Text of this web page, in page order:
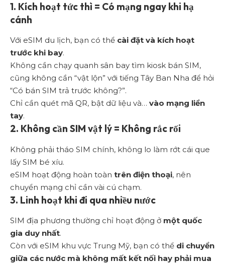
1. Kích hoạt tức thì = Có mạng ngay khi hạ
cánh
Với eSIM du lịch, bạn có thể cài đặt và kích hoạt
trước khi bay.
Không cần chạy quanh sân bay tìm kiosk bán SIM,
cũng không cần “vật lộn” với tiếng Tây Ban Nha để hỏi
“Có bán SIM trả trước không?”.
Chỉ cần quét mã QR, bật dữ liệu và… vào mạng liền
tay.
2. Không cần SIM vật lý = Không rắc rối
Không phải tháo SIM chính, không lo làm rớt cái que
lấy SIM bé xíu.
eSIM hoạt động hoàn toàn trên điện thoại, nên
chuyển mạng chỉ cần vài cú chạm.
3. Linh hoạt khi đi qua nhiều nước
SIM địa phương thường chỉ hoạt động ở một quốc
gia duy nhất.
Còn với eSIM khu vực Trung Mỹ, bạn có thể di chuyển
giữa các nước mà không mất kết nối hay phải mua